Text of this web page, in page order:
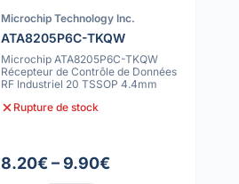
Microchip Technology Inc.
ATA8205P6C-TKQW
Microchip ATA8205P6C-TKQW
Récepteur de Contrôle de Données
RF Industriel 20 TSSOP 4.4mm
Rupture de stock
8.20€ – 9.90€